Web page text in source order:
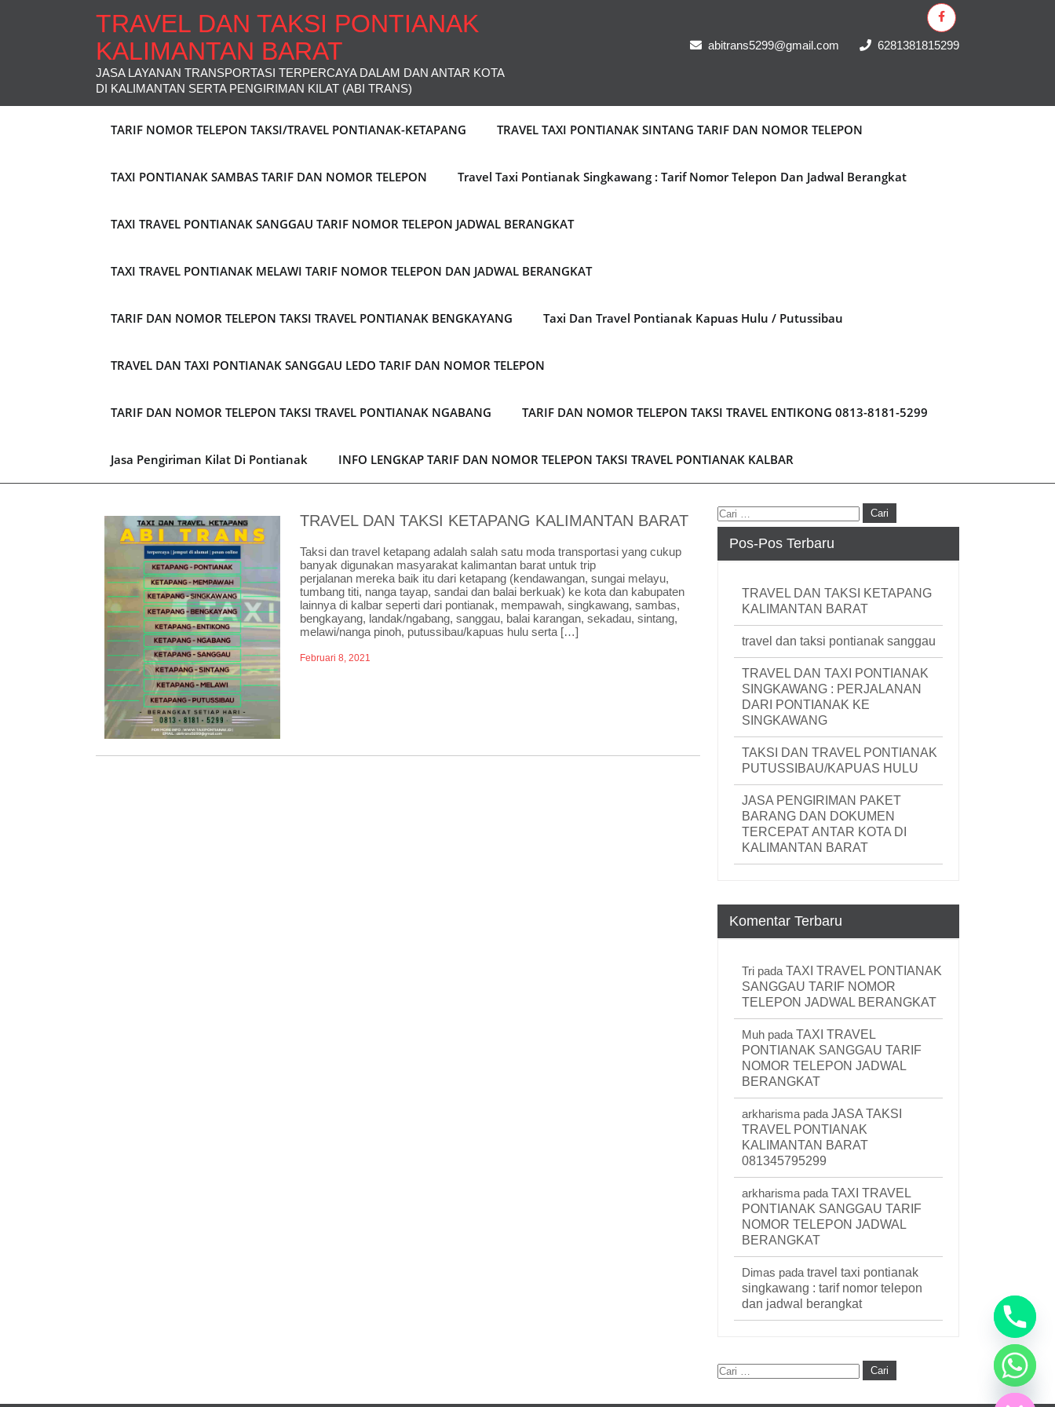
TRAVEL DAN TAKSI PONTIANAK
KALIMANTAN BARAT
JASA LAYANAN TRANSPORTASI TERPERCAYA DALAM DAN ANTAR KOTA
DI KALIMANTAN SERTA PENGIRIMAN KILAT (ABI TRANS)
abitrans5299@gmail.com 6281381815299
TARIF NOMOR TELEPON TAKSI/TRAVEL PONTIANAK-KETAPANG TRAVEL TAXI PONTIANAK SINTANG TARIF DAN NOMOR TELEPON
TAXI PONTIANAK SAMBAS TARIF DAN NOMOR TELEPON Travel Taxi Pontianak Singkawang : Tarif Nomor Telepon Dan Jadwal Berangkat
TAXI TRAVEL PONTIANAK SANGGAU TARIF NOMOR TELEPON JADWAL BERANGKAT
TAXI TRAVEL PONTIANAK MELAWI TARIF NOMOR TELEPON DAN JADWAL BERANGKAT
TARIF DAN NOMOR TELEPON TAKSI TRAVEL PONTIANAK BENGKAYANG Taxi Dan Travel Pontianak Kapuas Hulu / Putussibau
TRAVEL DAN TAXI PONTIANAK SANGGAU LEDO TARIF DAN NOMOR TELEPON
TARIF DAN NOMOR TELEPON TAKSI TRAVEL PONTIANAK NGABANG TARIF DAN NOMOR TELEPON TAKSI TRAVEL ENTIKONG 0813-8181-5299
Jasa Pengiriman Kilat Di Pontianak INFO LENGKAP TARIF DAN NOMOR TELEPON TAKSI TRAVEL PONTIANAK KALBAR
TRAVEL DAN TAKSI KETAPANG KALIMANTAN BARAT
Taksi dan travel ketapang adalah salah satu moda transportasi yang cukup
banyak digunakan masyarakat kalimantan barat untuk trip
perjalanan mereka baik itu dari ketapang (kendawangan, sungai melayu,
tumbang titi, nanga tayap, sandai dan balai berkuak) ke kota dan kabupaten
lainnya di kalbar seperti dari pontianak, mempawah, singkawang, sambas,
bengkayang, landak/ngabang, sanggau, balai karangan, sekadau, sintang,
melawi/nanga pinoh, putussibau/kapuas hulu serta […]
Februari 8, 2021
Pos-Pos Terbaru
TRAVEL DAN TAKSI KETAPANG
KALIMANTAN BARAT
travel dan taksi pontianak sanggau
TRAVEL DAN TAXI PONTIANAK
SINGKAWANG : PERJALANAN
DARI PONTIANAK KE
SINGKAWANG
TAKSI DAN TRAVEL PONTIANAK
PUTUSSIBAU/KAPUAS HULU
JASA PENGIRIMAN PAKET
BARANG DAN DOKUMEN
TERCEPAT ANTAR KOTA DI
KALIMANTAN BARAT
Komentar Terbaru
Tri pada TAXI TRAVEL PONTIANAK
SANGGAU TARIF NOMOR
TELEPON JADWAL BERANGKAT
Muh pada TAXI TRAVEL
PONTIANAK SANGGAU TARIF
NOMOR TELEPON JADWAL
BERANGKAT
arkharisma pada JASA TAKSI
TRAVEL PONTIANAK
KALIMANTAN BARAT
081345795299
arkharisma pada TAXI TRAVEL
PONTIANAK SANGGAU TARIF
NOMOR TELEPON JADWAL
BERANGKAT
Dimas pada travel taxi pontianak
singkawang : tarif nomor telepon
dan jadwal berangkat
Hide chaty